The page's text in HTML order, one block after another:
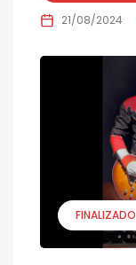
21/08/2024
FINALIZADO